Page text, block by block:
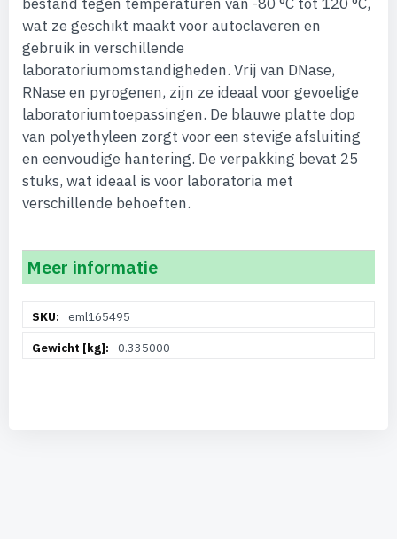
wat ze geschikt maakt voor autoclaveren en
gebruik in verschillende
laboratoriumomstandigheden. Vrij van DNase,
RNase en pyrogenen, zijn ze ideaal voor gevoelige
laboratoriumtoepassingen. De blauwe platte dop
van polyethyleen zorgt voor een stevige afsluiting
en eenvoudige hantering. De verpakking bevat 25
stuks, wat ideaal is voor laboratoria met
verschillende behoeften.
Meer informatie
informatieeml165495
0.335000